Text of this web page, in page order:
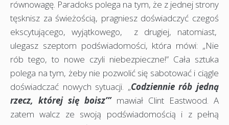
równowagę. Paradoks polega na tym, że z jednej strony
tęsknisz za świeżością, pragniesz doświadczyć czegoś
ekscytującego, wyjątkowego, z drugiej, natomiast,
ulegasz szeptom podświadomości, która mówi: „Nie
rób tego, to nowe czyli niebezpieczne!” Cała sztuka
polega na tym, żeby nie pozwolić się sabotować i ciągle
doświadczać nowych sytuacji. „Codziennie rób jedną
rzecz, której się boisz’” mawiał Clint Eastwood. A
zatem walcz ze swoją podświadomością i z pełną